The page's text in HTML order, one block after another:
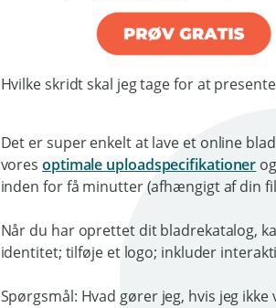
Hvilke skridt skal jeg tage for at
Det er super enkelt at lave et online
vores optimale uploadspecifikationer
inden for få minutter (afhængigt af din
Når du har oprettet dit bladrekatalog,
identitet; tilføje et logo; inkluder
Spørgsmål: Hvad gører jeg, hvis jeg